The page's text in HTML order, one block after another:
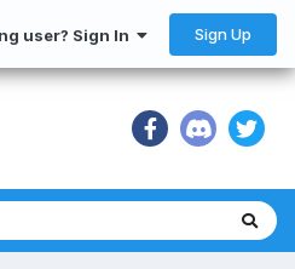
user? Sign In Sign Up